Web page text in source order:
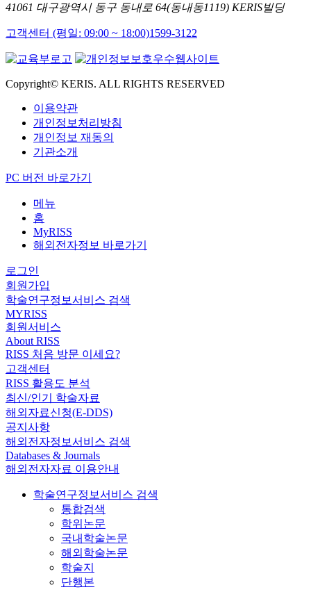
41061 대구광역시 동구 동내로 64(동내동1119) KERIS빌딩
고객센터 (평일: 09:00 ~ 18:00)1599-3122
Copyright© KERIS. ALL RIGHTS RESERVED
이용약관
개인정보처리방침
개인정보 재동의
기관소개
PC 버전 바로가기
메뉴
홈
MyRISS
해외전자정보 바로가기
로그인
회원가입
학술연구정보서비스 검색
MYRISS
회원서비스
About RISS
RISS 처음 방문 이세요?
고객센터
RISS 활용도 분석
최신/인기 학술자료
해외자료신청(E-DDS)
공지사항
해외전자정보서비스 검색
Databases & Journals
해외전자자료 이용안내
학술연구정보서비스 검색
통합검색
학위논문
국내학술논문
해외학술논문
학술지
단행본